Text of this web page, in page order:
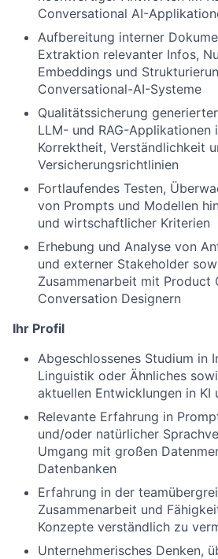
Conversational AI-
Aufbereitung interner
Extraktion relevanter Infos,
Embeddings und
Conversational-AI-Systeme
Qualitätssicherung
LLM- und RAG-Applikationen
Korrektheit, Verständlichkeit
Versicherungsrichtlinien
Fortlaufendes Testen,
von Prompts und Modellen
und wirtschaftlicher Kriterien
Erhebung und Analyse von
und externer Stakeholder
Zusammenarbeit mit Product
Conversation Designern
Ihr Profil
Abgeschlossenes Studium in
Linguistik oder Ähnliches
aktuellen Entwicklungen in KI
Relevante Erfahrung in
und/oder natürlicher
Umgang mit großen
Datenbanken
Erfahrung in der
Zusammenarbeit und
Konzepte verständlich zu
Unternehmerisches Denken,